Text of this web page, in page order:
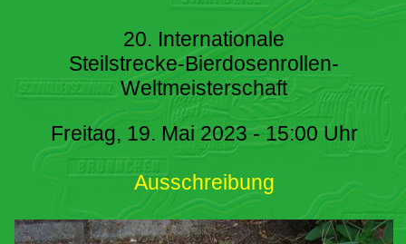
20. Internationale
Steilstrecke-Bierdosenrollen-
Weltmeisterschaft
Freitag, 19. Mai 2023 - 15:00 Uhr
Ausschreibung